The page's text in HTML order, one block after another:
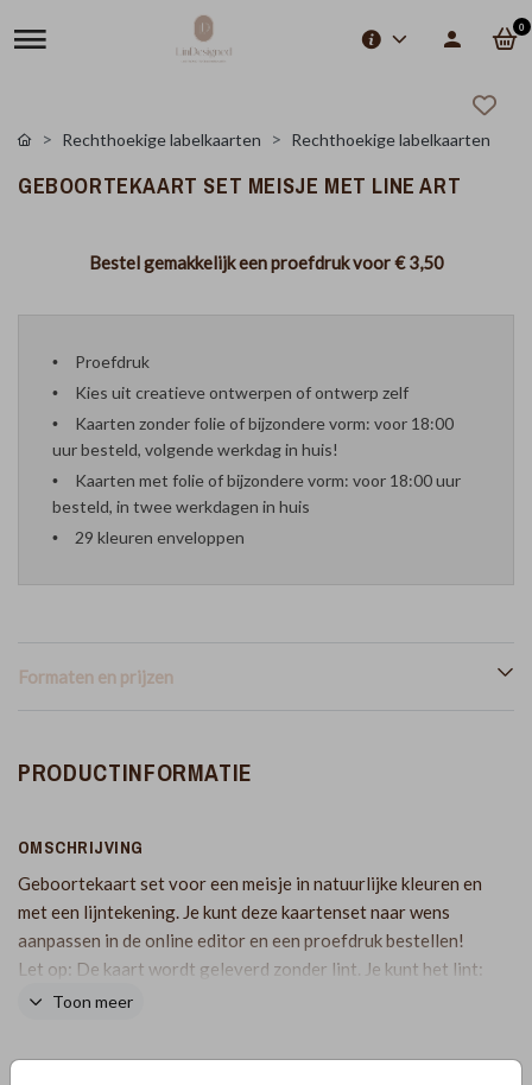
0
Rechthoekige labelkaarten Rechthoekige labelkaarten
GEBOORTEKAART SET MEISJE MET LINE ART
Bestel gemakkelijk een proefdruk voor€ 3,50
Proefdruk
Kies uit creatieve ontwerpen of ontwerp zelf
Kaarten zonder folie of bijzondere vorm: voor 18:00
uur besteld, volgende werkdag in huis!
Kaarten met folie of bijzondere vorm: voor 18:00 uur
besteld, in twee werkdagen in huis
29 kleuren enveloppen
Formaten en prijzen
PRODUCTINFORMATIE
OMSCHRIJVING
Geboortekaart set voor een meisje in natuurlijke kleuren en
met een lijntekening. Je kunt deze kaartenset naar wens
aanpassen in de online editor en een proefdruk bestellen!
Let op: De kaart wordt geleverd zonder lint. Je kunt het lint:
satijnlint oudroze zoals op de foto bijbestellen via de
Toon meer
COLLECTIE